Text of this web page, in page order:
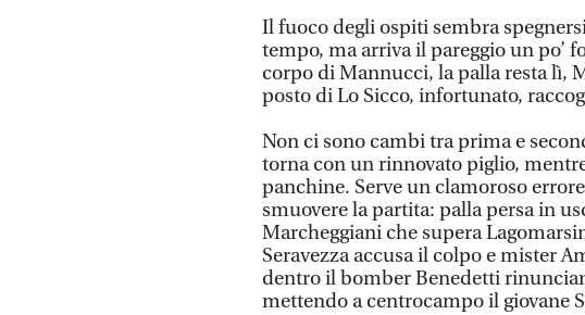
Il fuoco degli ospiti sembra
tempo, ma arriva il pareggio un po’
corpo di Mannucci, la palla resta lì,
posto di Lo Sicco, infortunato,
Non ci sono cambi tra prima e
torna con un rinnovato piglio,
panchine. Serve un clamoroso
smuovere la partita: palla persa in
Marcheggiani che supera
Seravezza accusa il colpo e mister
dentro il bomber Benedetti
mettendo a centrocampo il giovane